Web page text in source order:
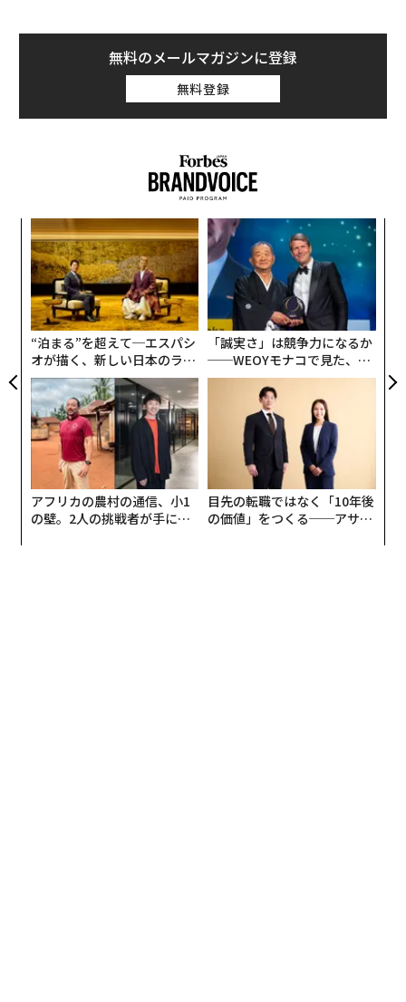
「米国は最盛期を過ぎた」 米国人の6割が国の将来を悲観、建国250周年の
中国側から見たトランプ訪中 公式発表・晩餐会・SNSに溢れたミームが語
タグ：
イーロン・マスク
ジェフ・ベゾス
ユナイテッド航空
リーダー/リーダーシップ
アメリカ
CEO
記念日 独立
経営者/経営陣
アメリカンドリーム
メッセージ ジェイミー・ダイモン
advertisement
かわる）について自分の考えを説明することで答えてい
る。その土台は次の10本の柱からなっている。（1）南
北の友好的な隣国（2）豊富な天然資源（3）強力な同盟
関係（4）比類のない経済力（5）技術面の優位性（6）
圧倒的な軍事力と情報能力（7）卓越した公務員制度と
ップクラスの防衛産業（9）優秀な移民を引き寄せる力
（10）ソフトパワー──だ。
米国建国250周年の祝賀を迎えるにあたり、これらの柱
のうち、最近の動向を踏まえるとあらためて検討する価
値があると思われるものをいくつか取り上げたい。強力
な同盟関係、技術面の優位性、卓越した公務員制度・統
治機構の3つである。
無料のメールマガジンに登録
無料登録
“泊まる”を超えて─エスパシ
オが描く、新しい日本のラグ
ジュアリー（中編）
「誠実さ」は競争力になるか
──WEOYモナコで見た、く
ら寿司の経営哲学
アフリカの農村の通信、小1
の壁。2人の挑戦者が手にし
目先の転職ではなく「10年後
の価値」をつくる──アサイ